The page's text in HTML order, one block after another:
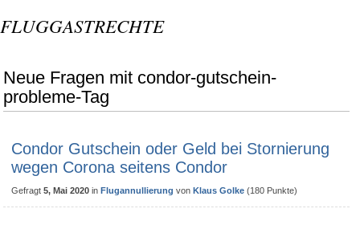
FLUGGASTRECHTE
Neue Fragen mit condor-gutschein-
probleme-Tag
Condor Gutschein oder Geld bei Stornierung
wegen Corona seitens Condor
Gefragt 5, Mai 2020 inFlugannullierung vonKlaus Golke (180 Punkte)